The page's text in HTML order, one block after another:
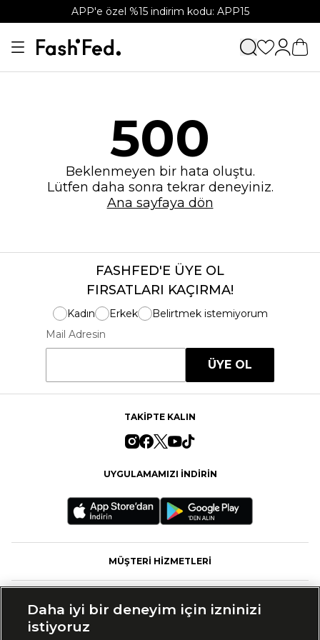
APP'e özel %15 indirim kodu: APP15
500
Beklenmeyen bir hata oluştu.
Lütfen daha sonra tekrar deneyiniz.
Ana sayfaya dön
FASHFED'E ÜYE OL
FIRSATLARI KAÇIRMA!
Kadın Erkek
Belirtmek istemiyorum
Mail Adresin
ÜYE OL
TAKİPTE KALIN
UYGULAMAMIZI İNDİRİN
MÜŞTERİ HİZMETLERİ
Daha iyi bir deneyim için izninizi
istiyoruz